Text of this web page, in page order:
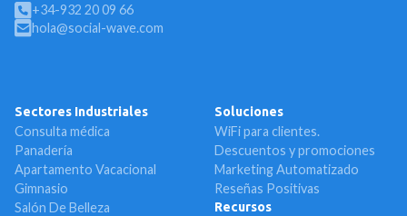
+34-932 20 09 66
hola@social-wave.com
Sectores Industriales
Consulta médica
Panadería
Apartamento Vacacional
Gimnasio
Salón De Belleza
Soluciones
WiFi para clientes.
Descuentos y promociones
Marketing Automatizado
Reseñas Positivas
Recursos